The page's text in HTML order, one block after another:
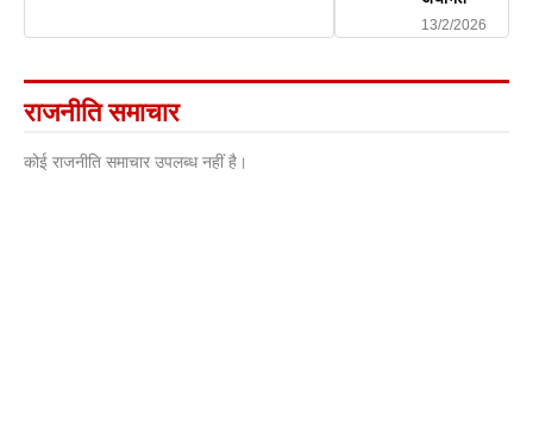
13/2/2026
राजनीति समाचार
कोई राजनीति समाचार उपलब्ध नहीं है।